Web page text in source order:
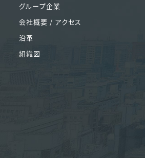
グループ企業
会社概要 / アクセス
沿革
組織図